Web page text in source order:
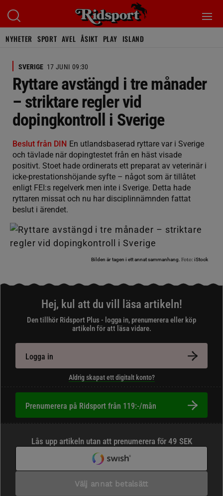
NYHETER SPORT AVEL ÅSIKT PLAY ISLAND
SVERIGE 17 JUNI 09:30
Ryttare avstängd i tre månader
– striktare regler vid
dopingkontroll i Sverige
Beslut från DIN En utlandsbaserad ryttare var i Sverige
och tävlade när dopingtestet från en häst visade
positivt. Stoet hade ordinerats ett preparat av veterinär i
icke-prestationshöjande syfte – något som är tillåtet
enligt FEI:s regelverk men inte i Sverige. Detta hade
ryttaren missat och nu har disciplinnämnden fattat
beslut i ärendet.
Bilden är tagen i ett annat sammanhang. Foto: iStock
Hej, kul att du vill läsa artikeln!
Den tillhör Ridsport Plus - logga in, prenumerera eller köp
artikeln för att läsa vidare.
Logga in
Aldrig skapat ett digitalt konto?
Prenumerera på Ridsport från 119:-/mån